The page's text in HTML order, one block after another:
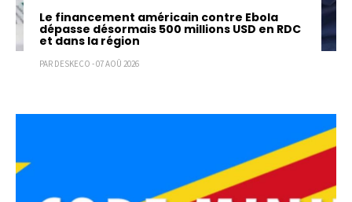
Le financement américain contre Ebola
dépasse désormais 500 millions USD en RDC
et dans la région
PAR DESKECO - 07 AOÛ 2026
Pagination